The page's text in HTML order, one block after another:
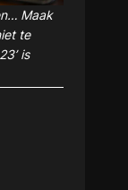
Maak
te
is